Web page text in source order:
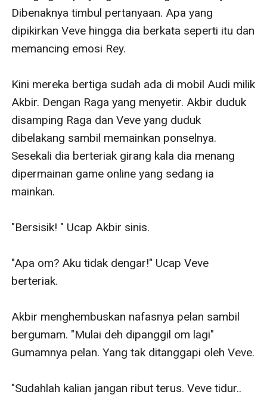
Dibenaknya timbul pertanyaan. Apa yang
dipikirkan Veve hingga dia berkata seperti itu dan
memancing emosi Rey.
Kini mereka bertiga sudah ada di mobil Audi milik
Akbir. Dengan Raga yang menyetir. Akbir duduk
disamping Raga dan Veve yang duduk
dibelakang sambil memainkan ponselnya.
Sesekali dia berteriak girang kala dia menang
dipermainan game online yang sedang ia
mainkan.
"Bersisik! " Ucap Akbir sinis.
"Apa om? Aku tidak dengar!" Ucap Veve
berteriak.
Akbir menghembuskan nafasnya pelan sambil
bergumam. "Mulai deh dipanggil om lagi"
Gumamnya pelan. Yang tak ditanggapi oleh Veve.
"Sudahlah kalian jangan ribut terus. Veve tidur..